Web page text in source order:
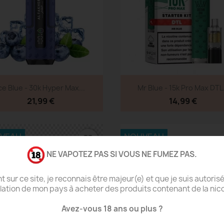
par VDLV 100
Grand Taste City Cloud
Vapor : cinq e-liquides
fruités pour une vape
pleine de caractère
 Aperçu rapide
Blue - 30k Hyper Max...
21,99 €
Aperçu rapide
Mr Blue - 15k Pro Max DTL...
14,99 €
favorite_border NOUVEAU
NE VAPOTEZ PAS SI VOUS NE FUMEZ PAS.
sur ce site, je reconnais être majeur(e) et que je suis
de mon pays à acheter des produits contenant de la
Avez-vous 18 ans ou plus ?